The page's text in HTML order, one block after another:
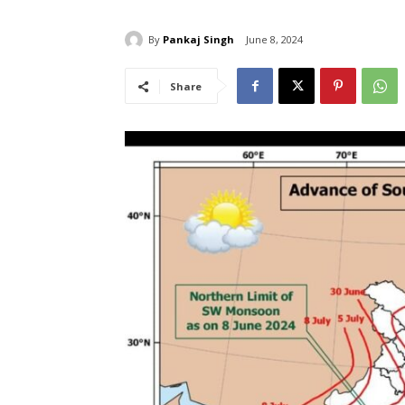
By Pankaj Singh June 8, 2024
Share